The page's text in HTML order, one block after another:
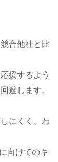
合他社と比
援するよう
避します。
にくく、わ
向けてのキ